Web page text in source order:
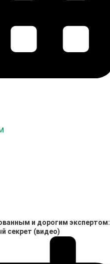
и дорогим экспертом:
секрет (видео)